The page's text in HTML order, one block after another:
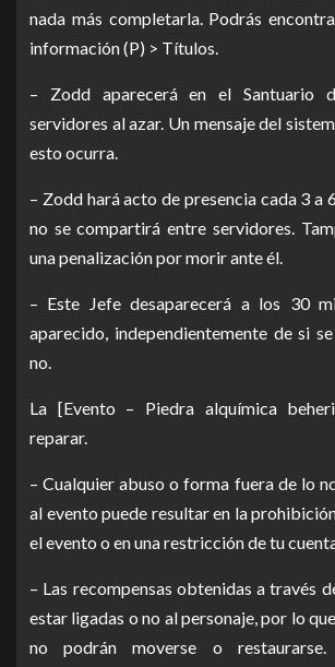
nada más completarla. Podrás
información (P) > Títulos.
– Zodd aparecerá en el Santuario
servidores al azar. Un mensaje del
esto ocurra.
– Zodd hará acto de presencia cada 3 a
no se compartirá entre servidores.
una penalización por morir ante él.
– Este Jefe desaparecerá a los 30
aparecido, independientemente de si
no.
La [Evento – Piedra alquímica
reparar.
– Cualquier abuso o forma fuera de lo
al evento puede resultar en la
el evento o en una restricción de tu
– Las recompensas obtenidas a través
estar ligadas o no al personaje, por lo
no podrán moverse o